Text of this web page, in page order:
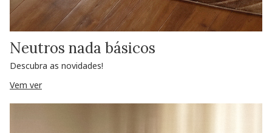
Neutros nada básicos
Descubra as novidades!
Vem ver